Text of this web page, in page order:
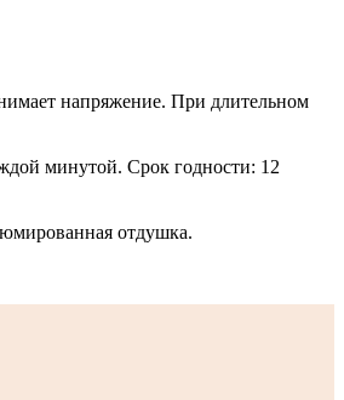
напряжение. При длительном
минутой. Срок годности: 12
отдушка.